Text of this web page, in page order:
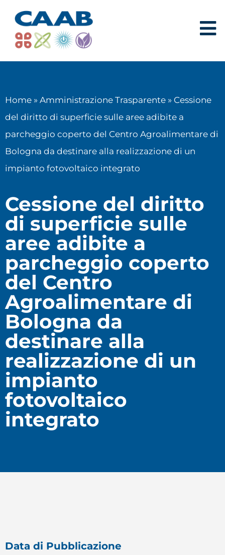
Home » Amministrazione Trasparente » Cessione
del diritto di superficie sulle aree adibite a
parcheggio coperto del Centro Agroalimentare di
Bologna da destinare alla realizzazione di un
impianto fotovoltaico integrato
Cessione del diritto
di superficie sulle
aree adibite a
parcheggio coperto
del Centro
Agroalimentare di
Bologna da
destinare alla
realizzazione di un
impianto
fotovoltaico
integrato
Data di Pubblicazione